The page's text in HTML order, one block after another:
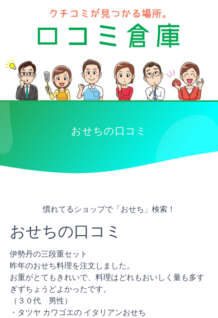
おせちの口コミ
慣れてるショップで「おせち」検索！
おせちの口コミ
伊勢丹の三段重セット
昨年のおせち料理を注文しました。
お重がとてもきれいで、料理はどれもおいしく量も多す
ぎずちょうどよかったです。
（３０代 男性）
・タツヤ カワゴエの イタリアンおせち